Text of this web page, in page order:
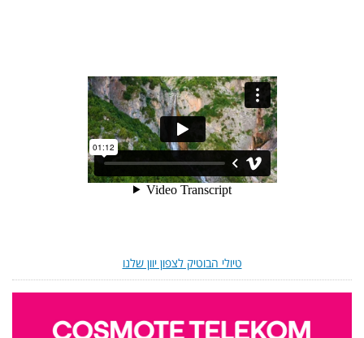
טיולי הבוטיק לצפון יוון שלנו